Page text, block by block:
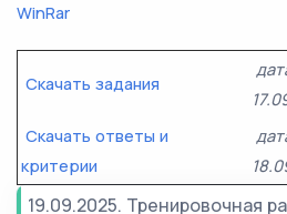
WinRar
Скачать задания
Скачать ответы и
критерии
19.09.2025. Тренировочная